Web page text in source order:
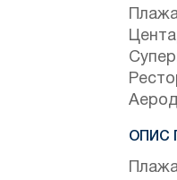
ОПИС